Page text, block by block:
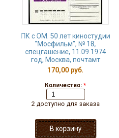
ПК с ОМ. 50 лет киностудии
"Мосфильм", № 18,
спецгашение, 11.09.1974
год, Москва, почтамт
170,00 руб.
Количество: *
2 доступно для заказа